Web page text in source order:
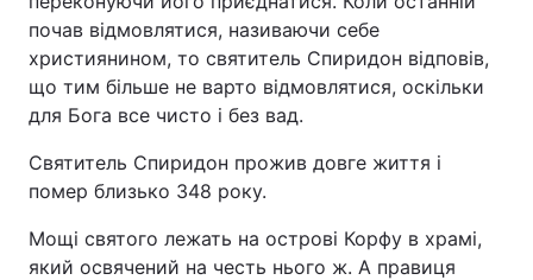
почав відмовлятися, називаючи себе
християнином, то святитель Спиридон відповів,
що тим більше не варто відмовлятися, оскільки
для Бога все чисто і без вад.
Святитель Спиридон прожив довге життя і
помер близько 348 року.
Мощі святого лежать на острові Корфу в храмі,
який освячений на честь нього ж. А правиця